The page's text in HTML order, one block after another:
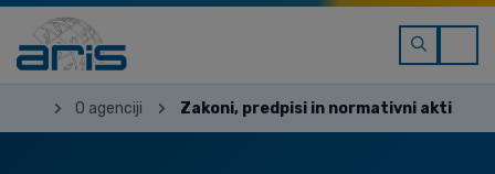
O agenciji Zakoni, predpisi in normativni akti